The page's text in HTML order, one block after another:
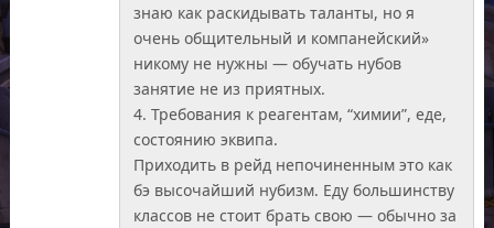
знаю как раскидывать таланты, но я
очень общительный и компанейский»
никому не нужны — обучать нубов
занятие не из приятных.
4. Требования к реагентам, “химии”, еде,
состоянию эквипа.
Приходить в рейд непочиненным это как
бэ высочайший нубизм. Еду большинству
классов не стоит брать свою — обычно за